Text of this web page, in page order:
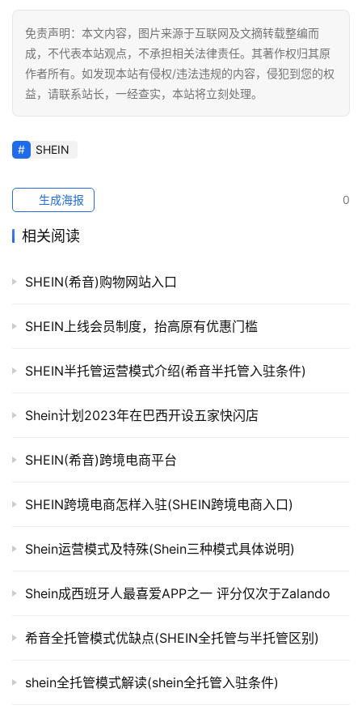
免责声明：本文内容，图片来源于互联网及文摘转载整编而
成，不代表本站观点，不承担相关法律责任。其著作权归其原
作者所有。如发现本站有侵权/违法违规的内容，侵犯到您的权
益，请联系站长，一经查实，本站将立刻处理。
SHEIN
0
生成海报
相关阅读
SHEIN(希音)购物网站入口
SHEIN上线会员制度，抬高原有优惠门槛
SHEIN半托管运营模式介绍(希音半托管入驻条件)
Shein计划2023年在巴西开设五家快闪店
SHEIN(希音)跨境电商平台
SHEIN跨境电商怎样入驻(SHEIN跨境电商入口)
Shein运营模式及特殊(Shein三种模式具体说明)
Shein成西班牙人最喜爱APP之一 评分仅次于Zalando
希音全托管模式优缺点(SHEIN全托管与半托管区别)
shein全托管模式解读(shein全托管入驻条件)